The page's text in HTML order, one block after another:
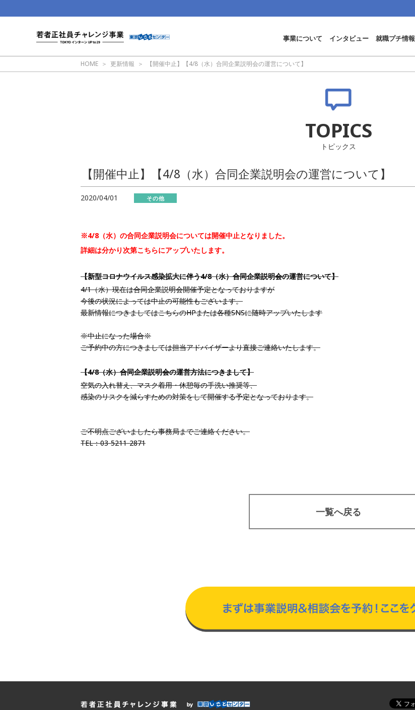
事業について インタビュー 就職プチ情報
HOME 更新情報 【開催中止】【4/8（水）合同企業説明会の運営について】
TOPICS
トピックス
【開催中止】【4/8（水）合同企業説明会の運営について】
2020/04/01 その他
※4/8（水）の合同企業説明会については開催中止となりました。
詳細は分かり次第こちらにアップいたします。
【新型コロナウイルス感染拡大に伴う4/8（水）合同企業説明会の運営について】
4/1（水）現在は合同企業説明会開催予定となっておりますが
今後の状況によっては中止の可能性もございます。
最新情報につきましてはこちらのHPまたは各種SNSに随時アップいたします
※中止になった場合※
ご予約中の方につきましては担当アドバイザーより直接ご連絡いたします。
【4/8（水）合同企業説明会の運営方法につきまして】
空気の入れ替え、マスク着用・休憩毎の手洗い推奨等、
感染のリスクを減らすための対策をして開催する予定となっております。
ご不明点ございましたら事務局までご連絡ください。
TEL：03-5211-2871
一覧へ戻る